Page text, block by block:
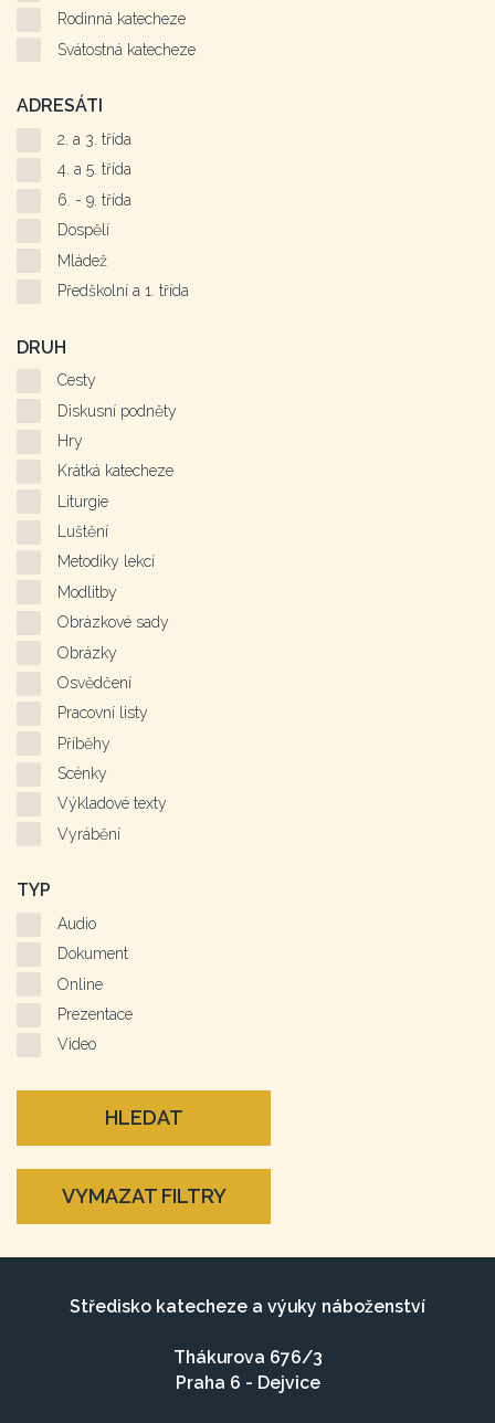
Rodinná katecheze
Svátostná katecheze
ADRESÁTI
2. a 3. třída
4. a 5. třída
6. - 9. třída
Dospělí
Mládež
Předškolní a 1. třída
DRUH
Cesty
Diskusní podněty
Hry
Krátká katecheze
Liturgie
Luštění
Metodiky lekcí
Modlitby
Obrázkové sady
Obrázky
Osvědčení
Pracovní listy
Příběhy
Scénky
Výkladové texty
Vyrábění
TYP
Audio
Dokument
Online
Prezentace
Video
HLEDAT
VYMAZAT FILTRY
Středisko katecheze a výuky náboženství
Thákurova 676/3
Praha 6 - Dejvice